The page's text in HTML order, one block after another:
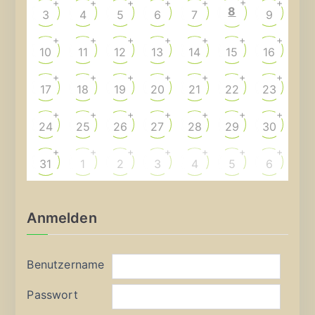
3
+
4
+
5
+
6
+
7
+
8 9
+
10
+
11
+
12
+
13
+
14
+
15
+
16
+
17
+
18
+
19
+
20
+
21
+
22
+
23
+
24
+
25
+
26
+
27
+
28
+
29
+
30
+
31
+
1
+
2
+
3
+
4
+
5
+
6
+
Anmelden
Benutzername
Passwort